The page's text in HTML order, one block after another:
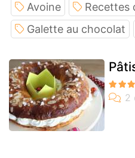
Avoine
Recettes
Galette au chocolat